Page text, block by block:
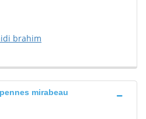
brahim
mirabeau